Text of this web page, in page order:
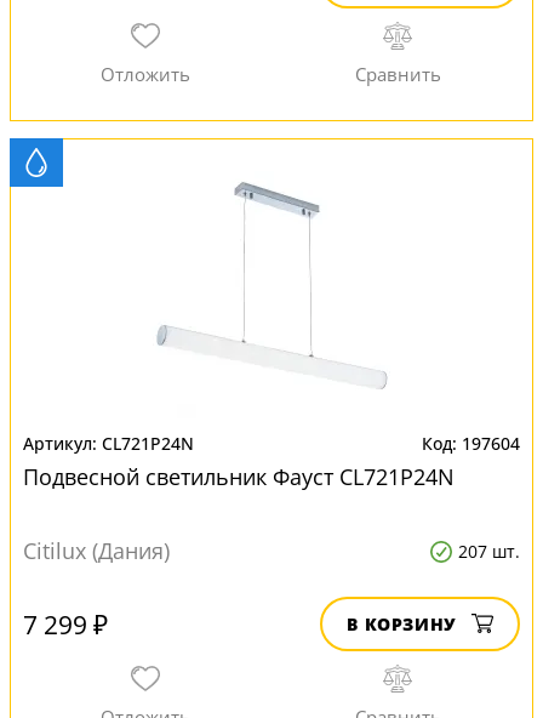
CL721P24N 197604
Подвесной светильник Фауст CL721P24N
Citilux (Дания) 207 шт.
7 299 ₽ В КОРЗИНУ